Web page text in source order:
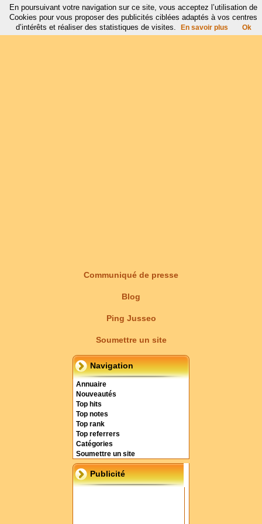
Communiqué de presse
Blog
Ping Jusseo
Soumettre un site
Navigation
Annuaire
Nouveautés
Top hits
Top notes
Top rank
Top referrers
Catégories
Soumettre un site
Publicité
En poursuivant votre navigation sur ce site, vous acceptez l’utilisation de
Cookies pour vous proposer des publicités ciblées adaptés à vos centres
d’intérêts et réaliser des statistiques de visites.
En savoir plus Ok